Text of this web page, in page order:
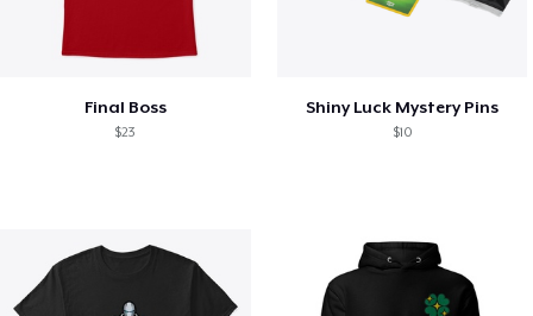
Final Boss
$23
Shiny Luck Mystery Pins
$10